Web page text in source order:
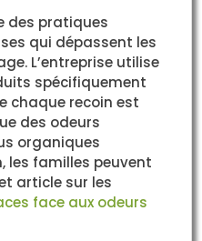
des pratiques
qui dépassent les
L’entreprise utilise
spécifiquement
chaque recoin est
des odeurs
organiques
les familles peuvent
article sur les
face aux odeurs